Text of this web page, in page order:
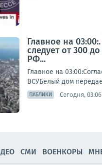
Главное на
следует от 300
РФ...
Главное на
ВСУБелый дом
ПАБЛИКИ Сегодня, 03:06
СМИ ВОЕНКОРЫ